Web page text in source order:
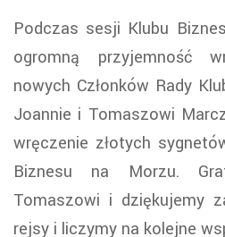
Podczas sesji Klubu
ogromną przyjemność
nowych Członków Rady
Joannie i Tomaszowi
wręczenie złotych
Biznesu na Morzu.
Tomaszowi i dziękujemy
rejsy i liczymy na kolejne